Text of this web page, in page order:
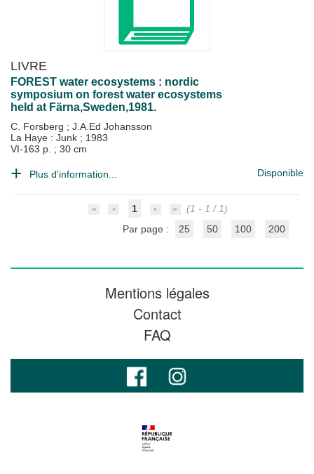
LIVRE
FOREST water ecosystems : nordic
symposium on forest water ecosystems
held at Färna,Sweden,1981.
C. Forsberg ; J.A.Ed Johansson
La Haye : Junk ; 1983
VI-163 p. ; 30 cm
Plus d'information... Disponible
1
(1 - 1 / 1)
Par page :
25 50 100 200
Mentions légales
Contact
FAQ